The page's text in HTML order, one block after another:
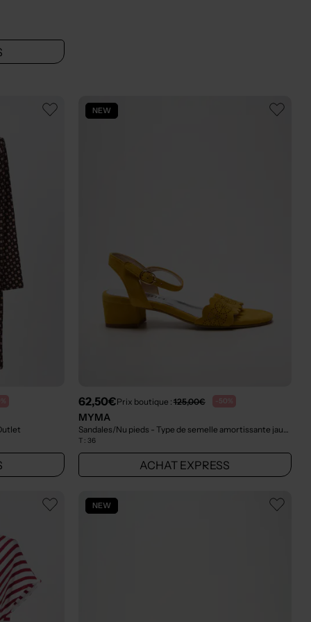
NEW
62,50€Prix boutique : 125,00€ -50%
MYMA
Sandales/Nu pieds - Type de semelle amortissante jaune
T : 36
ACHAT EXPRESS
NEW